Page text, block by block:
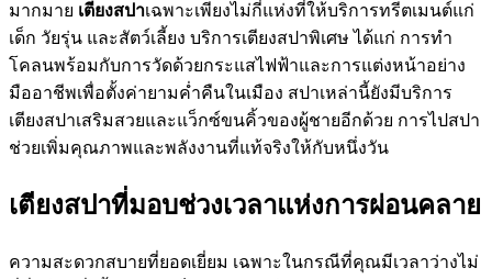
มากมาย เตียงสปาเฉพาะเพียงไม่กี่แห่งที่ให้บริการทรีตเมนต์แก่
เด็ก วัยรุ่น และสัตว์เลี้ยง บริการเตียงสปาพิเศษ ได้แก่ การทำ
โคลนพร้อมกับการวัดด้วยกระแสไฟฟ้าและการแต่งหน้าอย่าง
มืออาชีพเพื่อตั้งค่ายามค่ำคืนในเมือง สปาเหล่านี้ยังมีบริการ
เตียงสปาเสริมสวยและแว็กซ์ขนคิ้วของผู้ชายอีกด้วย การไปสปา
ช่วยเพิ่มคุณภาพและพลังงานที่แท้จริงให้กับหนึ่งวัน
เตียงสปาที่มอบช่วงเวลาแห่งการผ่อนคลาย
ความสะดวกสบายที่ยอดเยี่ยม เฉพาะในกรณีที่คุณมีเวลาว่างไม่